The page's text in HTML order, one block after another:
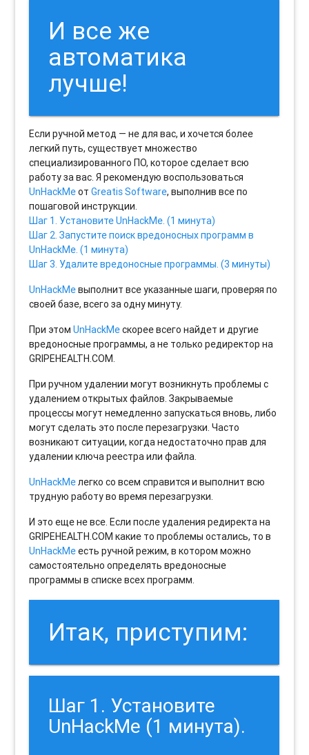
И все же
автоматика
лучше!
Если ручной метод — не для вас, и хочется более
легкий путь, существует множество
специализированного ПО, которое сделает всю
работу за вас. Я рекомендую воспользоваться
UnHackMeотGreatis Software, выполнив все по
пошаговой инструкции.
Шаг 1. Установите UnHackMe. (1 минута)
Шаг 2. Запустите поиск вредоносных программ в
UnHackMe. (1 минута)
Шаг 3. Удалите вредоносные программы. (3 минуты)
UnHackMeвыполнит все указанные шаги, проверяя по
своей базе, всего за одну минуту.
При этомUnHackMeскорее всего найдет и другие
вредоносные программы, а не только редиректор на
GRIPEHEALTH.COM.
При ручном удалении могут возникнуть проблемы с
удалением открытых файлов. Закрываемые
процессы могут немедленно запускаться вновь, либо
могут сделать это после перезагрузки. Часто
возникают ситуации, когда недостаточно прав для
удалении ключа реестра или файла.
UnHackMeлегко со всем справится и выполнит всю
трудную работу во время перезагрузки.
И это еще не все. Если после удаления редиректа на
GRIPEHEALTH.COM какие то проблемы остались, то в
UnHackMeесть ручной режим, в котором можно
самостоятельно определять вредоносные
программы в списке всех программ.
Итак, приступим:
Шаг 1. Установите
UnHackMe (1 минута).